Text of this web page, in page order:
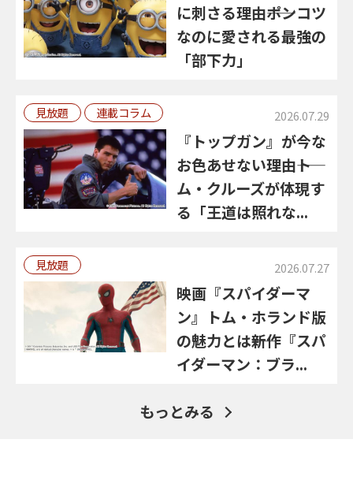
に刺さる理由――ポンコツ
なのに愛される最強の
「部下力」
見放題 連載コラム 2026.07.29
『トップガン』が今な
お色あせない理由――ト
ム・クルーズが体現す
る「王道は照れな...
見放題 2026.07.27
映画『スパイダーマ
ン』トム・ホランド版
の魅力とは――新作『スパ
イダーマン：ブラ...
もっとみる